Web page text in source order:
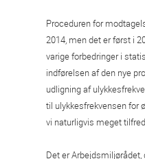
Proceduren for
2014, men det er først i
varige forbedringer i
indførelsen af den nye
udligning af
til ulykkesfrekvensen for
vi naturligvis meget
Det er Arbejdsmiljørådet,